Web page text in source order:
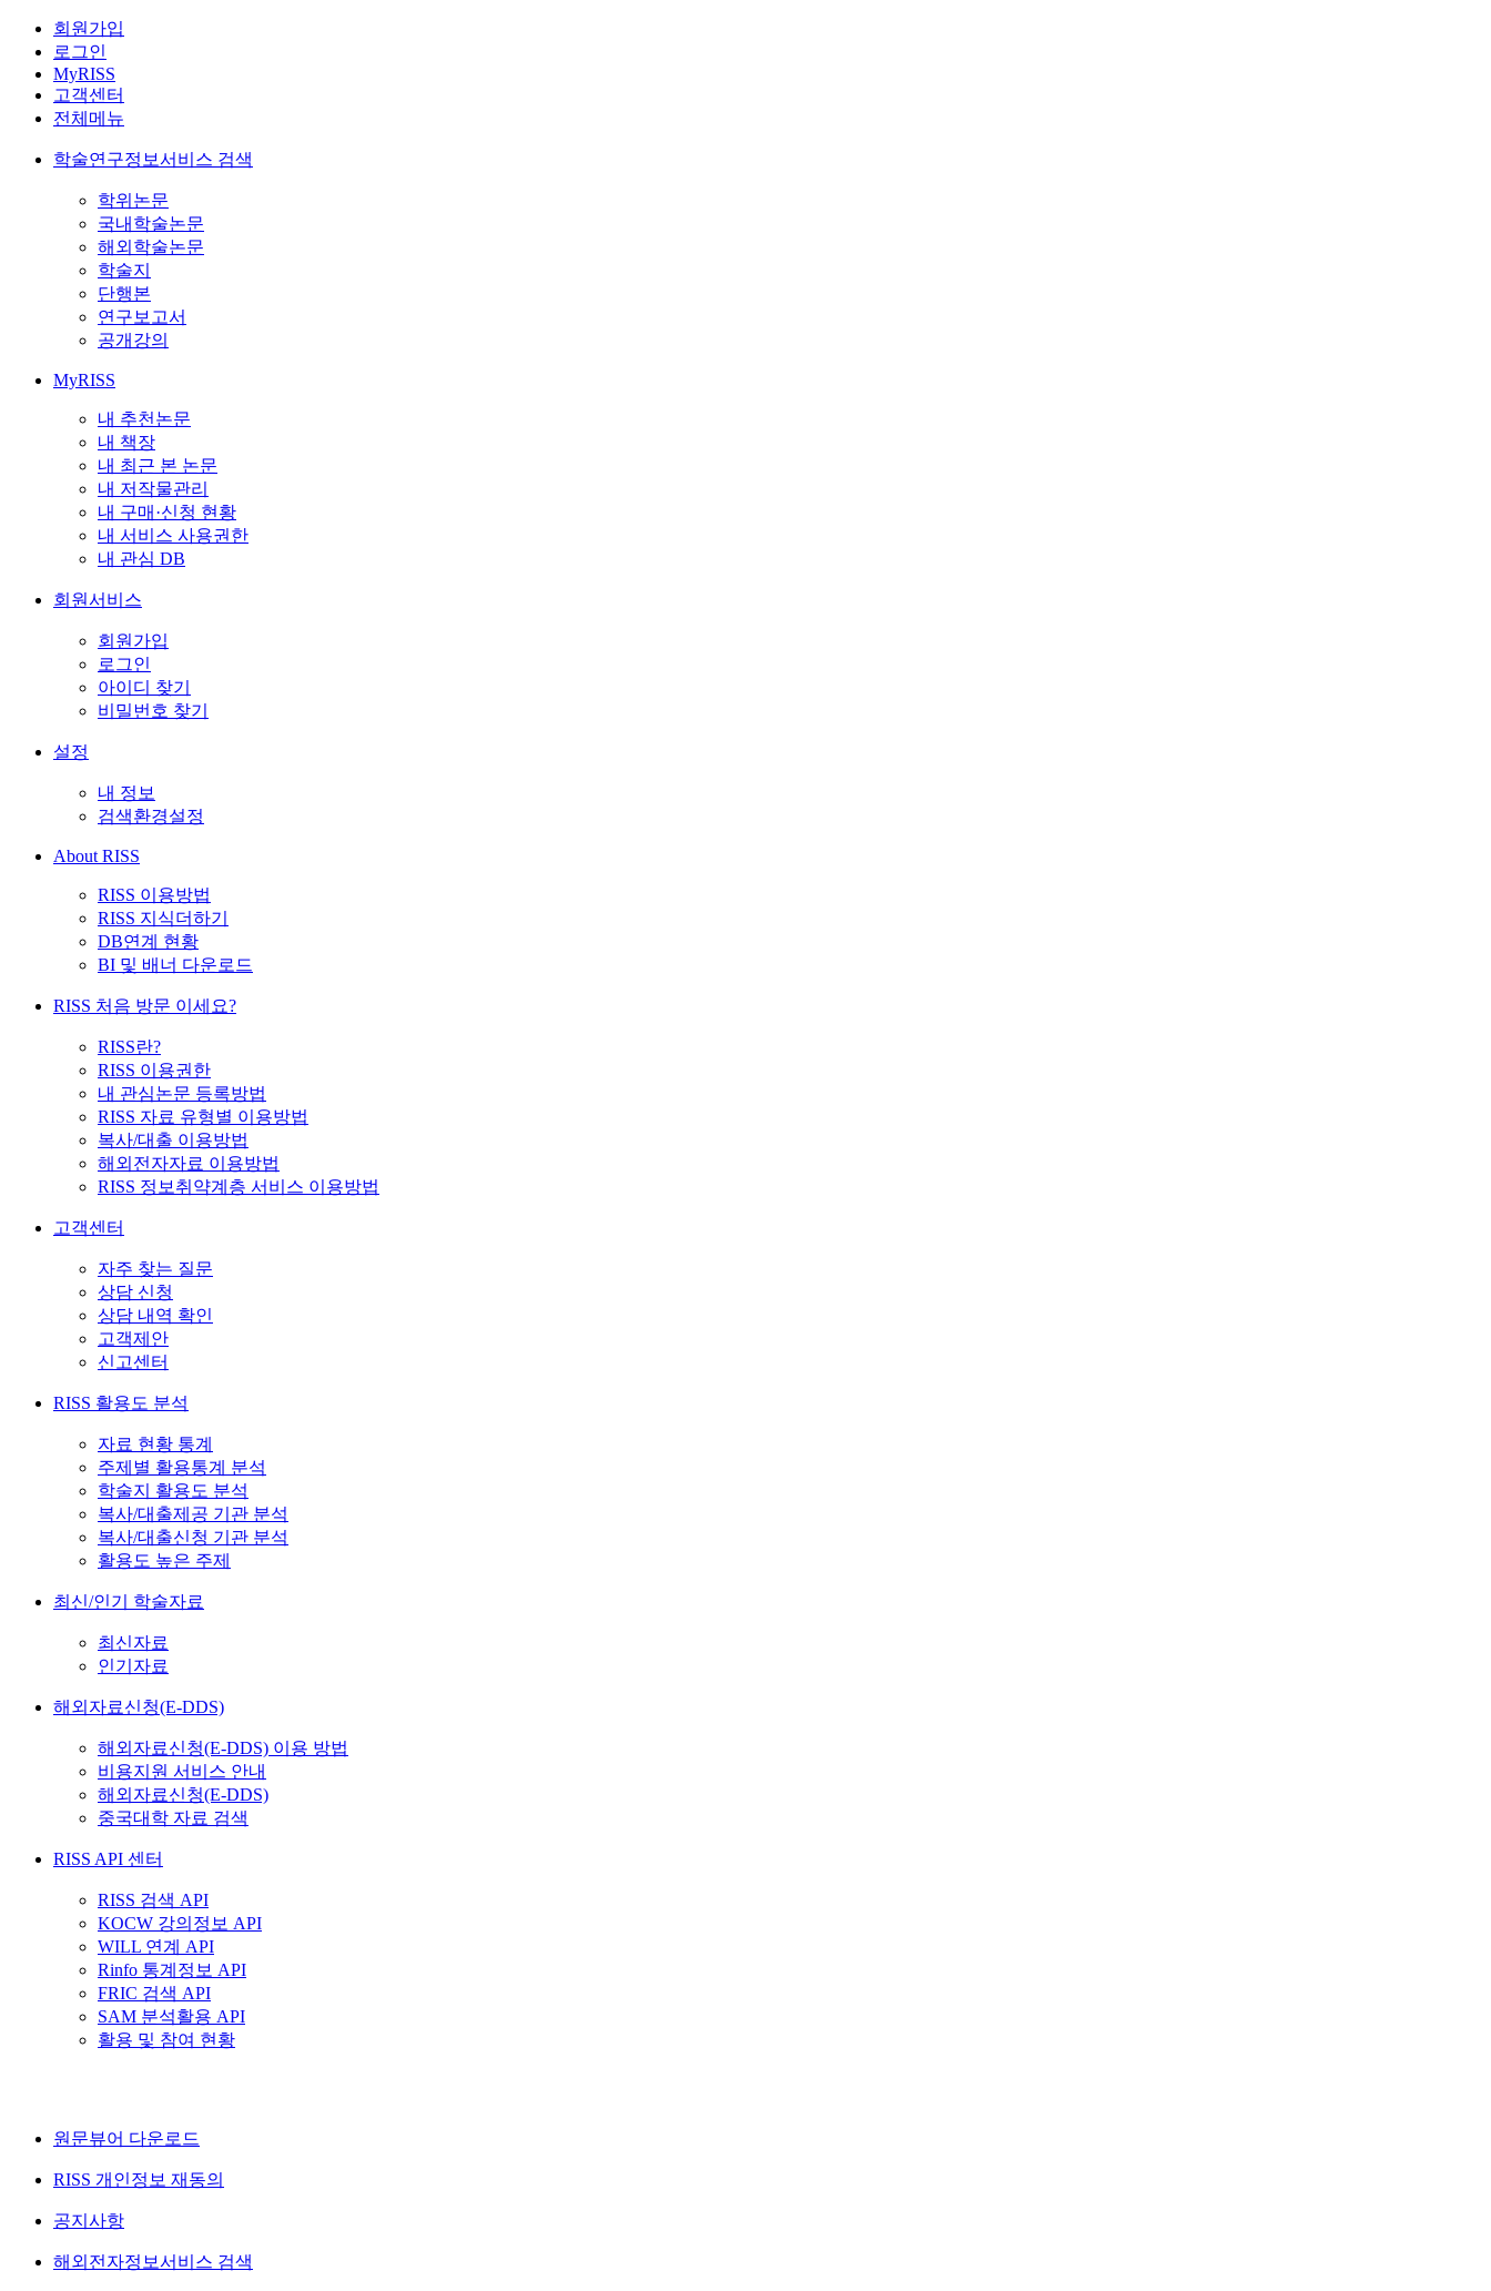
회원가입
로그인
MyRISS
고객센터
전체메뉴
학술연구정보서비스 검색
학위논문
국내학술논문
해외학술논문
학술지
단행본
연구보고서
공개강의
MyRISS
내 추천논문
내 책장
내 최근 본 논문
내 저작물관리
내 구매·신청 현황
내 서비스 사용권한
내 관심 DB
회원서비스
회원가입
로그인
아이디 찾기
비밀번호 찾기
설정
내 정보
검색환경설정
About RISS
RISS 이용방법
RISS 지식더하기
DB연계 현황
BI 및 배너 다운로드
RISS 처음 방문 이세요?
RISS란?
RISS 이용권한
내 관심논문 등록방법
RISS 자료 유형별 이용방법
복사/대출 이용방법
해외전자자료 이용방법
RISS 정보취약계층 서비스 이용방법
고객센터
자주 찾는 질문
상담 신청
상담 내역 확인
고객제안
신고센터
RISS 활용도 분석
자료 현황 통계
주제별 활용통계 분석
학술지 활용도 분석
복사/대출제공 기관 분석
복사/대출신청 기관 분석
활용도 높은 주제
최신/인기 학술자료
최신자료
인기자료
해외자료신청(E-DDS)
해외자료신청(E-DDS) 이용 방법
비용지원 서비스 안내
해외자료신청(E-DDS)
중국대학 자료 검색
RISS API 센터
RISS 검색 API
KOCW 강의정보 API
WILL 연계 API
Rinfo 통계정보 API
FRIC 검색 API
SAM 분석활용 API
활용 및 참여 현황
원문뷰어 다운로드
RISS 개인정보 재동의
공지사항
해외전자정보서비스 검색